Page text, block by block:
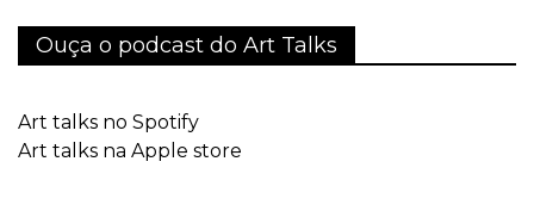
Ouça o podcast do Art Talks
Art talks no Spotify
Art talks na Apple store